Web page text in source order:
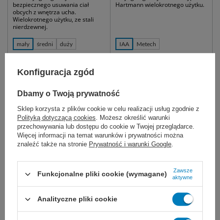
bezpiecznego usuwania ciał
obcych z wnętrza ucha.
Wielokrotnego użytku, ze stali
nierdzewnej.
mały średni duży
Dostępny
Hartmann wielokrotnego użytku.
IAA Metech
Wziernik nosowy
HARTMANN dla dzieci
Konfiguracja zgód
Dbamy o Twoją prywatność
Sklep korzysta z plików cookie w celu realizacji usług zgodnie z
Polityką dotyczącą cookies. Możesz określić warunki
przechowywania lub dostępu do cookie w Twojej przeglądarce.
Więcej informacji na temat warunków i prywatności można
znaleźć także na stronie Prywatność i warunki Google.
Funkcjonalne pliki cookie (wymagane)
Zawsze
aktywne
Analityczne pliki cookie